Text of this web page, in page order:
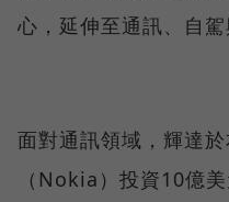
心，延伸至通訊、自駕
面對通訊領域，輝達
（Nokia）投資10億